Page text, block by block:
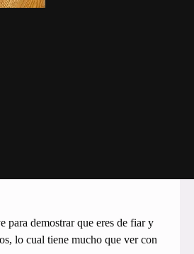
para demostrar que eres de fiar y
lo cual tiene mucho que ver con